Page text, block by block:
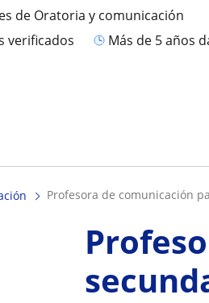
de Oratoria y comunicación
verificados
más de 5 años
profesora de comunicación